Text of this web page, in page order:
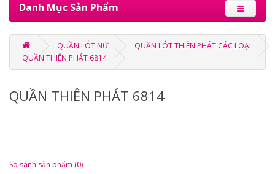
Danh Mục Sản Phẩm
QUẦN LÓT NỮ
QUẦN LÓT THIÊN PHÁT CÁC LOẠI
QUẦN THIÊN PHÁT 6814
QUẦN THIÊN PHÁT 6814
So sánh sản phẩm (0)